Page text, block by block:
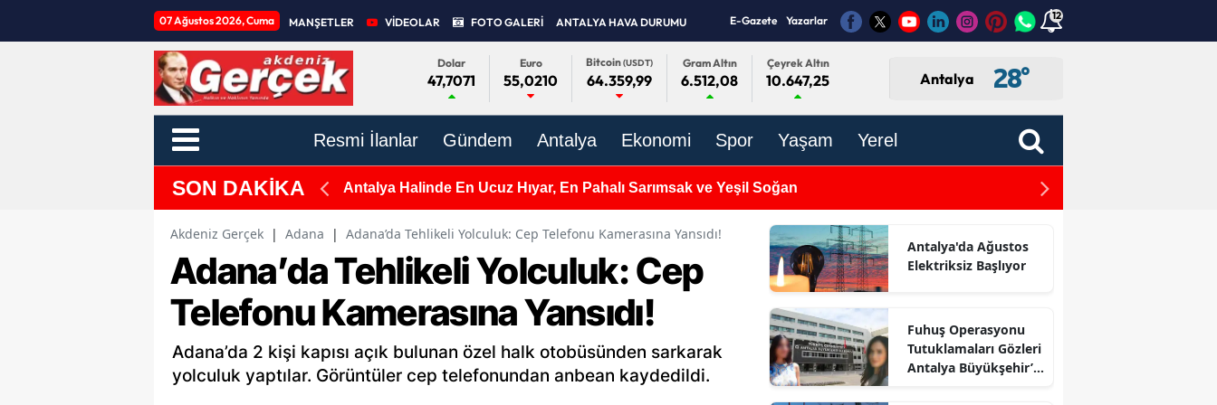
07 Ağustos 2026, Cuma MANŞETLER VİDEOLAR FOTO GALERİ ANTALYA HAVA DURUMU E-Gazete Yazarlar 12
Dolar
47,7071
Euro
55,0210
Bitcoin(USDT)
64.359,99
Gram Altın
6.512,08
Çeyrek Altın
10.647,25 Antalya 28°
Resmi İlanlar Gündem Antalya Ekonomi Spor Yaşam Yerel
SON DAKİKA Antalya Halinde En Ucuz Hıyar, En Pahalı Sarımsak ve Yeşil Soğan Antalya’dan
Akdeniz Gerçek | Adana | Adana’da Tehlikeli Yolculuk: Cep Telefonu Kamerasına Yansıdı!
Adana’da Tehlikeli Yolculuk: Cep
Telefonu Kamerasına Yansıdı!
Adana’da 2 kişi kapısı açık bulunan özel halk otobüsünden sarkarak
yolculuk yaptılar. Görüntüler cep telefonundan anbean kaydedildi.
Antalya'da Ağustos
Elektriksiz Başlıyor
Fuhuş Operasyonu
Tutuklamaları Gözleri
Antalya Büyükşehir’e